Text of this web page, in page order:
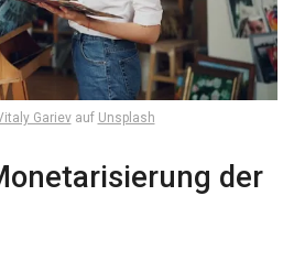
Garievauf Unsplash
der